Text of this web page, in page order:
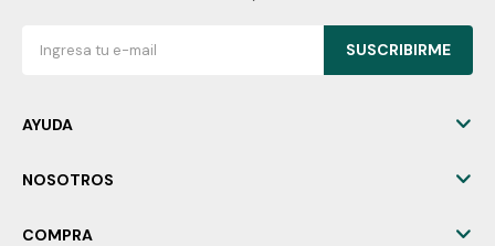
SUSCRIBIRME
AYUDA
NOSOTROS
COMPRA